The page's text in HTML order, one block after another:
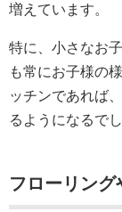
増えています。
特に、小さなお
も常にお子様の
ッチンであれば
るようになるでし
フローリン